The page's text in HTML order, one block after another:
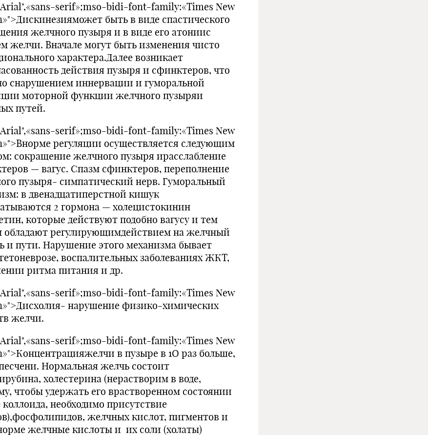
serif»;mso-bidi-font-family:«Times New
быть в виде спастического
желчного пузыря и в виде его атониис
желчи. Вначале могут быть изменения чисто
характера.Далее возникает
действия пузыря и сфинктеров, что
снарушением иннервации и гуморальной
моторной функции желчного пузыряи
путей.
serif»;mso-bidi-font-family:«Times New
регуляции осуществляется следующим
сокращение желчного пузыря ирасслабление
— вагус. Спазм сфинктеров, переполнение
пузыря- симпатический нерв. Гуморальный
в двенадцатиперстной кишук
2 гормона — холецистокинин
которые действуют подобно вагусу и тем
обладают регулирующимдействием на желчный
и пути. Нарушение этого механизма бывает
воспалительных заболеваниях ЖКТ,
ритма питания и др.
serif»;mso-bidi-font-family:«Times New
нарушение физико-химических
желчи.
serif»;mso-bidi-font-family:«Times New
в пузыре в 1О раз больше,
Нормальная желчь состоит
холестерина (нерастворим в воде,
чтобы удержать его врастворенном состоянии
коллоида, необходимо присутствие
желчных кислот, пигментов и
желчные кислоты и их соли (холаты)